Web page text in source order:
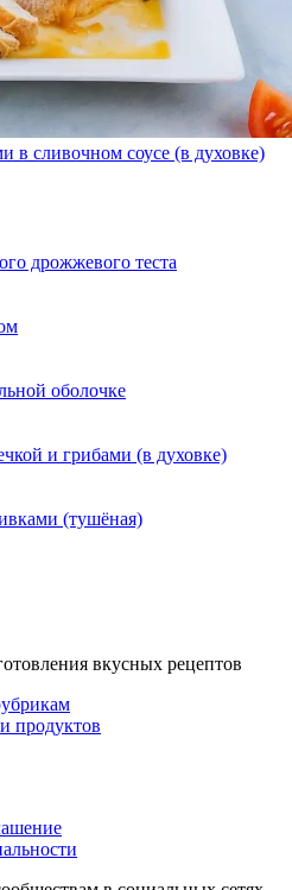
в сливочном соусе (в духовке)
дрожжевого теста
оболочке
и грибами (в духовке)
(тушёная)
вкусных рецептов
продуктов